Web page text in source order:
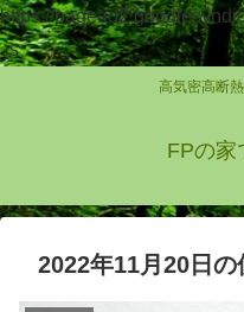
https://
.js
高気密高断
FPの家
2022年11月20日